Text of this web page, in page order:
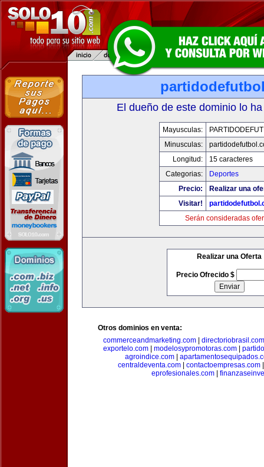
El dueño de este dominio lo
Mayusculas:
Minusculas:
Longitud:
15 caracteres
Categorias:
Deportes
Precio:
Realizar una
Visitar!
Serán consideradas
Realizar una Oferta
Precio Ofrecido $
Otros dominios en venta:
commerceandmarketing.com| directoriobrasil.com
exportelo.com
modelosypromotoras.com
agroindice.com
centraldeventa.com
contactoempresas.com
eprofesionales.com